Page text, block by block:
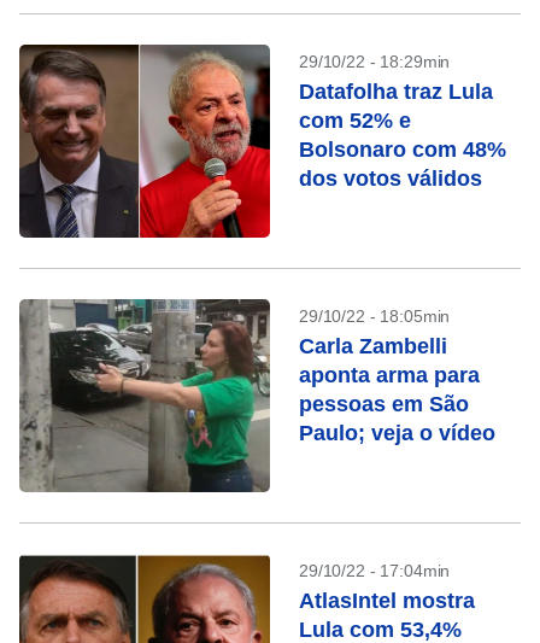
29/10/22 - 18:29min
Datafolha traz Lula
com 52% e
Bolsonaro com 48%
dos votos válidos
29/10/22 - 18:05min
Carla Zambelli
aponta arma para
pessoas em São
Paulo; veja o vídeo
29/10/22 - 17:04min
AtlasIntel mostra
Lula com 53,4%